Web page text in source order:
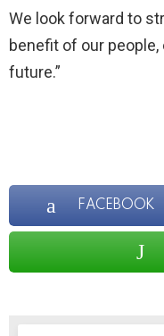
We look forward to
benefit of our people,
future.”
FACEBOOK